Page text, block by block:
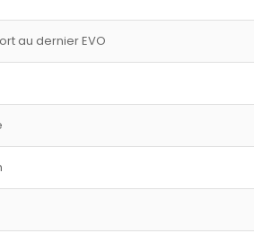
au dernier EVO